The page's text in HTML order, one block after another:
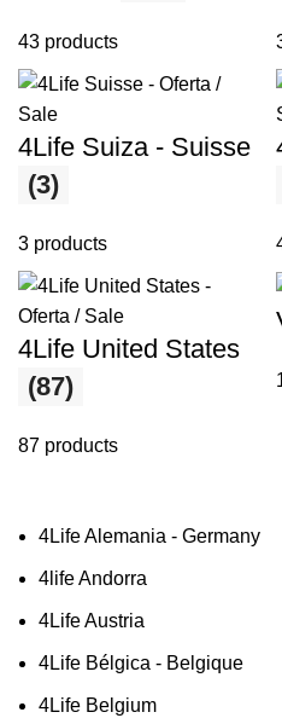
4Life Alemania - Germany
4life Andorra
4Life Austria
4Life Bélgica - Belgique
4Life Belgium
43 products
4Life Suiza - Suisse
(3)
3 products
4Life United States
(87)
87 products